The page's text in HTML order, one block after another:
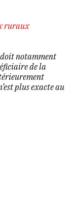
ruraux
doit notamment
de la
plus exacte au